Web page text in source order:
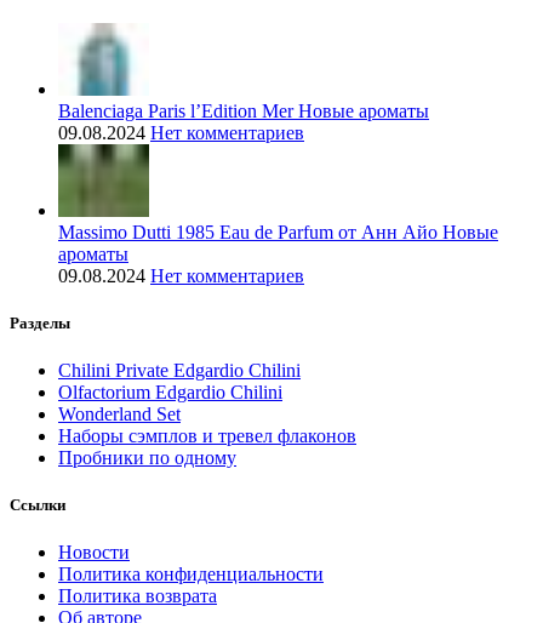
Balenciaga Paris l’Edition Mer Новые ароматы
09.08.2024 Нет комментариев
Massimo Dutti 1985 Eau de Parfum от Анн Айо Новые
ароматы
09.08.2024 Нет комментариев
Разделы
Chilini Private Edgardio Chilini
Olfactorium Edgardio Chilini
Wonderland Set
Наборы сэмплов и тревел флаконов
Пробники по одному
Ссылки
Новости
Политика конфиденциальности
Политика возврата
Об авторе